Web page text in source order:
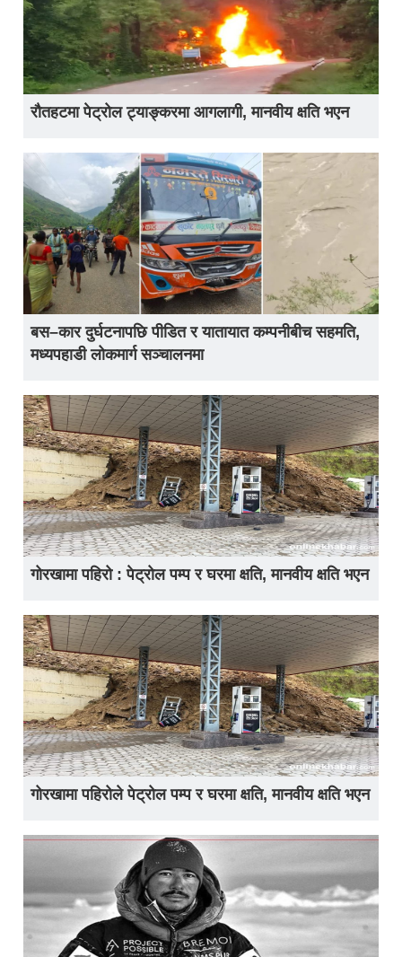
रौतहटमा पेट्रोल ट्याङ्करमा आगलागी, मानवीय क्षति भएन
बस–कार दुर्घटनापछि पीडित र यातायात कम्पनीबीच सहमति,
मध्यपहाडी लोकमार्ग सञ्चालनमा
गोरखामा पहिरो : पेट्रोल पम्प र घरमा क्षति, मानवीय क्षति भएन
गोरखामा पहिरोले पेट्रोल पम्प र घरमा क्षति, मानवीय क्षति भएन